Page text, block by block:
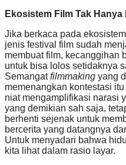
Ekosistem Film Tak
Jika berkaca pada
jenis festival film sudah
membuat film, kecanggihan
untuk bisa lolos setidaknya
Semangatfilmmaking yang
memenangkan kontestasi
niat mengamplifikasi narasi
yang demikian sah saja,
berhenti sejenak untuk
bercerita yang datangnya
Untuk menyadari bahwa
kita lihat dalam rasio layar.